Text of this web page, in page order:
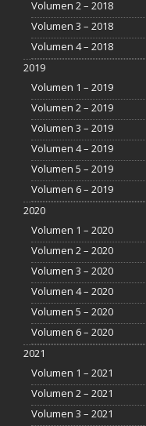
Volumen 2 – 2018
Volumen 3 – 2018
Volumen 4 – 2018
2019
Volumen 1 – 2019
Volumen 2 – 2019
Volumen 3 – 2019
Volumen 4 – 2019
Volumen 5 – 2019
Volumen 6 – 2019
2020
Volumen 1 – 2020
Volumen 2 – 2020
Volumen 3 – 2020
Volumen 4 – 2020
Volumen 5 – 2020
Volumen 6 – 2020
2021
Volumen 1 – 2021
Volumen 2 – 2021
Volumen 3 – 2021